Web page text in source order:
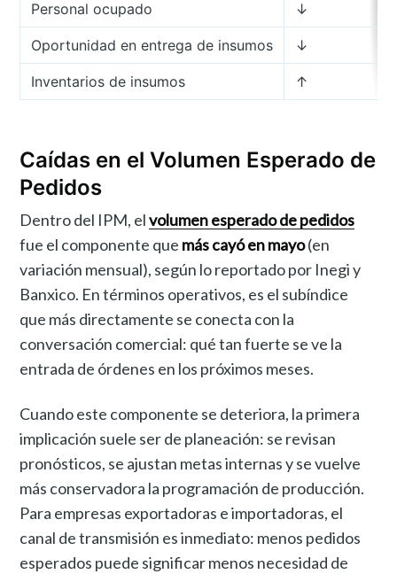
Personal ocupado ↓
Oportunidad en entrega de insumos ↓
Inventarios de insumos ↑
Caídas en el Volumen Esperado de
Pedidos
Dentro del IPM, elvolumen esperado de pedidos
fue el componente que más cayó en mayo(en
variación mensual), según lo reportado por Inegi y
Banxico. En términos operativos, es el subíndice
que más directamente se conecta con la
conversación comercial: qué tan fuerte se ve la
entrada de órdenes en los próximos meses.
Cuando este componente se deteriora, la primera
implicación suele ser de planeación: se revisan
pronósticos, se ajustan metas internas y se vuelve
más conservadora la programación de producción.
Para empresas exportadoras e importadoras, el
canal de transmisión es inmediato: menos pedidos
esperados puede significar menos necesidad de